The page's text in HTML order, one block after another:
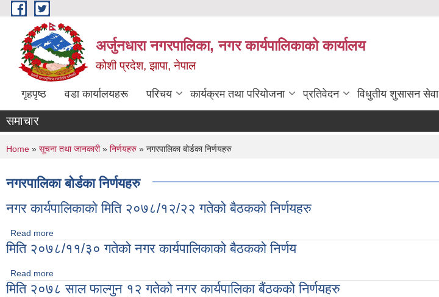
Skip to main content
अर्जुनधारा नगरपालिका, नगर कार्यपालिकाको कार्यालय
कोशी प्रदेश, झापा, नेपाल
गृहपृष्ठ वडा कार्यालयहरू परिचय कार्यक्रम तथा परियोजना प्रतिवेदन विधुतीय शुसासन सेवा
समाचार
You are here
Home » सूचना तथा जानकारी» निर्णयहरु » नगरपालिका बोर्डका निर्णयहरु
नगरपालिका बोर्डका निर्णयहरु
नगर कार्यपालिकाको मिति २०७८/१२/२२ गतेको बैठकको निर्णयहरु
Read more
मिति २०७८/११/३० गतेको नगर कार्यपालिकाको बैठकको निर्णय
Read more
मिति २०७८ साल फाल्गुन १२ गतेको नगर कार्यपालिका बैंठकको निर्णयहरु